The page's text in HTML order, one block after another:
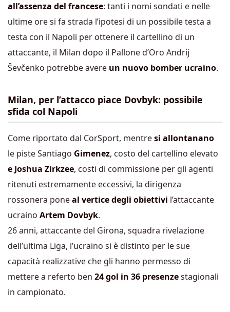
all’assenza del francese: tanti i nomi sondati e nelle
ultime ore si fa strada l’ipotesi di un possibile testa a
testa con il Napoli per ottenere il cartellino di un
attaccante, il Milan dopo il Pallone d’Oro Andrij
Ševčenko potrebbe avere un nuovo bomber ucraino.
Milan, per l’attacco piace Dovbyk: possibile
sfida col Napoli
Come riportato dal CorSport, mentresi allontanano
le piste Santiago Gimenez, costo del cartellino elevato
e Joshua Zirkzee, costi di commissione per gli agenti
ritenuti estremamente eccessivi, la dirigenza
rossonera poneal vertice degli obiettivi l’attaccante
ucraino Artem Dovbyk.
26 anni, attaccante del Girona, squadra rivelazione
dell’ultima Liga, l’ucraino si è distinto per le sue
capacità realizzative che gli hanno permesso di
mettere a referto ben 24 gol in 36 presenzestagionali
in campionato.